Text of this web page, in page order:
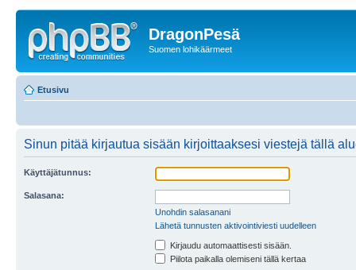
DragonPesä
Suomen lohikäärmeet
Etusivu
Sinun pitää kirjautua sisään kirjoittaaksesi viestejä tällä
Käyttäjätunnus:
Salasana:
Unohdin salasanani
Lähetä tunnusten aktivointiviesti uudelleen
Kirjaudu automaattisesti sisään.
Piilota paikalla olemiseni tällä kertaa